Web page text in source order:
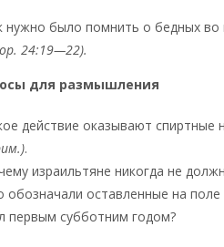
нужно было помнить о бедных во
24:19—22).
для размышления
действие оказывают спиртные
.
израильтяне никогда не
обозначали оставленные на
первым субботним годом?